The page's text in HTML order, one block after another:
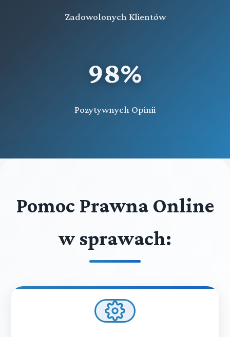
Zadowolonych Klientów
98%
Pozytywnych Opinii
Pomoc Prawna Online
w sprawach: